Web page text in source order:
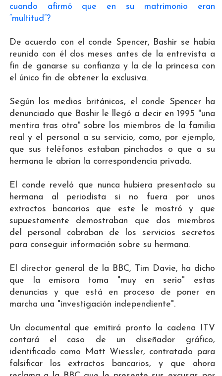
cuando afirmó que en su matrimonio eran
“multitud”?
De acuerdo con el conde Spencer, Bashir se había
reunido con él dos meses antes de la entrevista a
fin de ganarse su confianza y la de la princesa con
el único fin de obtener la exclusiva.
Según los medios británicos, el conde Spencer ha
denunciado que Bashir le llegó a decir en 1995 "una
mentira tras otra" sobre los miembros de la familia
real y el personal a su servicio, como, por ejemplo,
que sus teléfonos estaban pinchados o que a su
hermana le abrían la correspondencia privada.
El conde reveló que nunca hubiera presentado su
hermana al periodista si no fuera por unos
extractos bancarios que este le mostró y que
supuestamente demostraban que dos miembros
del personal cobraban de los servicios secretos
para conseguir información sobre su hermana.
El director general de la BBC, Tim Davie, ha dicho
que la emisora toma "muy en serio" estas
denuncias y que está en proceso de poner en
marcha una "investigación independiente".
Un documental que emitirá pronto la cadena ITV
contará el caso de un diseñador gráfico,
identificado como Matt Wiessler, contratado para
falsificar los extractos bancarios, y que ahora